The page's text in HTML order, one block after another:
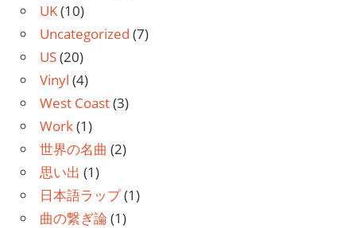
UK(10)
Uncategorized (7)
US(20)
Vinyl (4)
West Coast(3)
Work(1)
世界の名曲 (2)
思い出 (1)
日本語ラップ(1)
曲の繋ぎ論 (1)